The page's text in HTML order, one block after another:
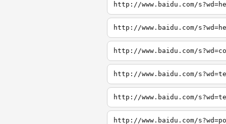
http://www.baidu.com/
http://www.baidu.com/
http://www.baidu.com/
http://www.baidu.com/
http://www.baidu.com/
http://www.baidu.com/